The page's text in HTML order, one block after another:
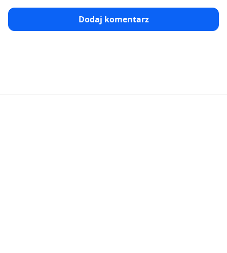
Dodaj komentarz